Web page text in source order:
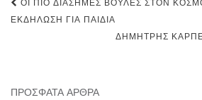
navigation
ΟΙ ΠΙΟ ΔΙΆΣΗΜΕΣ ΒΟΎΛΕΣ ΣΤΟΝ
ΕΚΔΉΛΩΣΗ ΓΙΑ ΠΑΙΔΙΆ
ΔΗΜΉΤΡΗΣ
ΠΡΌΣΦΑΤΑ ΆΡΘΡΑ